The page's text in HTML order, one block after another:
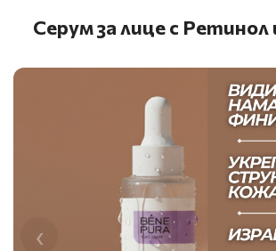
Серум за лице с Ретинол
‹